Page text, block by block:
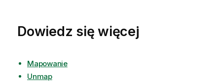
Dowiedz się więcej
Mapowanie
Unmap